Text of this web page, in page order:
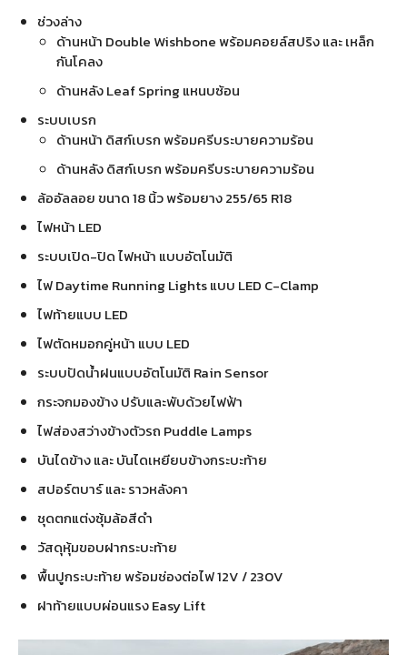
ช่วงล่าง
ด้านหน้า Double Wishbone พร้อมคอยล์สปริง และ เหล็ก
กันโคลง
ด้านหลัง Leaf Spring แหนบซ้อน
ระบบเบรก
ด้านหน้า ดิสก์เบรก พร้อมครีบระบายความร้อน
ด้านหลัง ดิสก์เบรก พร้อมครีบระบายความร้อน
ล้ออัลลอย ขนาด 18 นิ้ว พร้อมยาง 255/65 R18
ไฟหน้า LED
ระบบเปิด-ปิด ไฟหน้า แบบอัตโนมัติ
ไฟ Daytime Running Lights แบบ LED C-Clamp
ไฟท้ายแบบ LED
ไฟตัดหมอกคู่หน้า แบบ LED
ระบบปัดน้ำฝนแบบอัตโนมัติ Rain Sensor
กระจกมองข้าง ปรับและพับด้วยไฟฟ้า
ไฟส่องสว่างข้างตัวรถ Puddle Lamps
บันไดข้าง และ บันไดเหยียบข้างกระบะท้าย
สปอร์ตบาร์ และ ราวหลังคา
ชุดตกแต่งซุ้มล้อสีดำ
วัสดุหุ้มขอบฝากระบะท้าย
พื้นปูกระบะท้าย พร้อมช่องต่อไฟ 12V / 230V
ฝาท้ายแบบผ่อนแรง Easy Lift